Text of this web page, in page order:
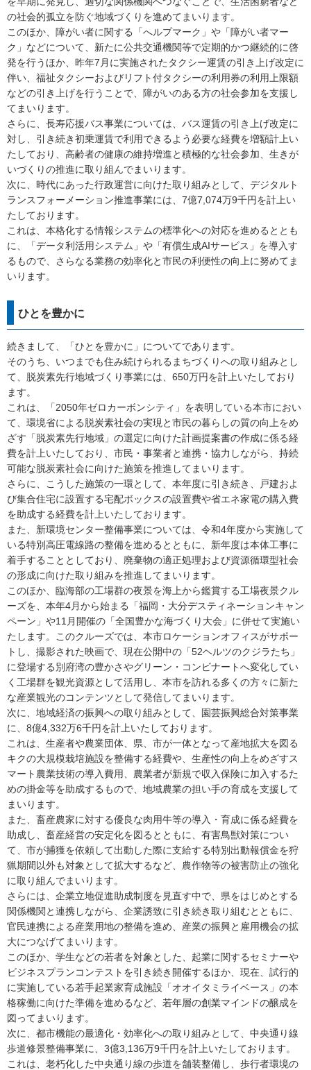
の社会的孤立を防ぐ地域づくりを進めてまいります。
このほか、障がい者に関する「へルプマーク」や「障がい者マー
ク」などについて、新たに公共交通機関等で定期的かつ継続的に啓
発を行うほか、昨年7月に実施されたタクシー運賃の引き上げ改定に
伴い、福祉タクシーおよびリフト付タクシーの利用券の利用上限額
などの引き上げを行うことで、障がいのある方の社会参加を支援し
てまいります。
さらに、長寿応援バス事業については、バス運賃の引き上げ改定に
対し、引き続き初乗運賃で利用できるよう必要な経費を増額計上い
たしており、高齢者の健康の維持増進と積極的な社会参加、生きが
いづくりの推進に取り組んでまいります。
次に、時代にあった行政運営に向けた取り組みとして、デジタルト
ランスフォーメーション推進事業には、7億7,074万9千円を計上い
たしております。
これは、本格化する情報システムの標準化への対応を進めるととも
に、「データ利活用システム」や「有償生成AIサービス」を導入す
るもので、さらなる業務の効率化と市民の利便性の向上に努めてま
いります。
ひとを豊かに
続きまして、「ひとを豊かに」についてであります。
そのうち、いつまでも住み続けられるまちづくりへの取り組みとし
て、脱炭素先行地域づくり事業には、650万円を計上いたしており
ます。
これは、「2050年ゼロカーボンシティ」を表明している本市におい
て、環境省による脱炭素社会の実現と市民の暮らしの質の向上をめ
ざす「脱炭素先行地域」の選定に向けた計画提案書の作成に係る経
費を計上いたしており、市民・事業者と連携・協力しながら、持続
可能な脱炭素社会に向けた施策を推進してまいります。
さらに、こうした施策の一環として、本年度に引き続き、戸建およ
び集合住宅に設置する宅配ボックスの設置費や省エネ家電の購入費
を助成する経費を計上いたしております。
また、新環境センター整備事業については、令和4年度から実施して
いる特別高圧電線路の整備を進めるとともに、新年度は本体工事に
着手することとしており、廃棄物の適正処理および資源循環型社会
の形成に向けた取り組みを推進してまいります。
このほか、臨海部の工場群の夜景を海上から鑑賞する工場夜景クル
ーズを、本年4月から始まる「福岡・大分デスティネーションキャン
ペーン」や11月開催の「全国豊かな海づくり大会」に併せて実施い
たします。このクルーズでは、本市ロケーションオフィスがサポー
トし、撮影された映画で、現在公開中の「52ヘルツのクジラたち」
に登場する別府湾の豊かさやグリーン・コンビナートへ変化してい
く工場群を観光資源として活用し、本市を訪れる多くの方々に新た
な産業観光のコンテンツとして発信してまいります。
次に、地域経済の振興への取り組みとして、園芸振興総合対策事業
に、8億4,332万6千円を計上いたしております。
これは、生産者や農業団体、県、市が一体となって産地拡大を図る
キクの大規模栽培施設を整備する経費や、生産性の向上をめざすス
マート農業技術の導入費用、農業者が新規で収入保険に加入するた
めの掛金等を助成するもので、地域農業の担い手の育成を支援して
まいります。
また、畜産農家に対する優良な肉用牛等の導入・育成に係る経費を
助成し、畜産経営の安定化を図るとともに、有害鳥獣対策につい
て、市が捕獲を依頼して出動した際に支給する特別出動報償金を狩
猟期間以外も対象として拡大するなど、農作物等の被害防止の強化
に取り組んでまいります。
さらには、企業立地促進助成制度を見直す中で、県をはじめとする
関係機関と連携しながら、企業誘致に引き続き取り組むとともに、
官民連携による産業用地の整備を進め、産業の振興と雇用機会の拡
大につなげてまいります。
このほか、学生などの若者を対象とした、起業に関するセミナーや
ビジネスプランコンテストを引き続き開催するほか、現在、試行的
に実施している若手起業家育成施設「オオイタミライベース」の本
格稼働に向けた準備を進めるなど、若年層の創業マインドの醸成を
図ってまいります。
次に、都市機能の最適化・効率化への取り組みとして、中央通り線
歩道修景整備事業に、3億3,136万9千円を計上いたしております。
これは、老朽化した中央通り線の歩道を舗装整備し、歩行者環境の